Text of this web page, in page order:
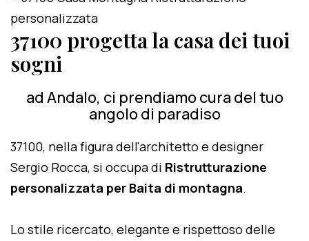
37100 progetta la casa dei tuoi
sogni
ad Andalo, ci prendiamo cura del tuo
angolo di paradiso
37100, nella figura dell'architetto e designer
Sergio Rocca, si occupa di Ristrutturazione
personalizzata per Baita di montagna.
Lo stile ricercato, elegante e rispettoso delle